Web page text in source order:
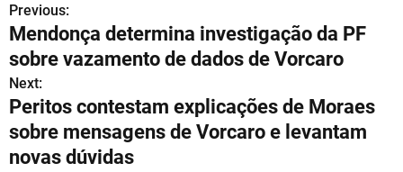
at
s
A
p
p
gr
a
m
c
e
b
o
o
k
ai
l
e
st
e
dI
n
ar
e
P
o
s
t
n
Previous:
Mendonça determina investigação da PF
sobre vazamento de dados de Vorcaro
Next:
Peritos contestam explicações de Moraes
sobre mensagens de Vorcaro e levantam
novas dúvidas